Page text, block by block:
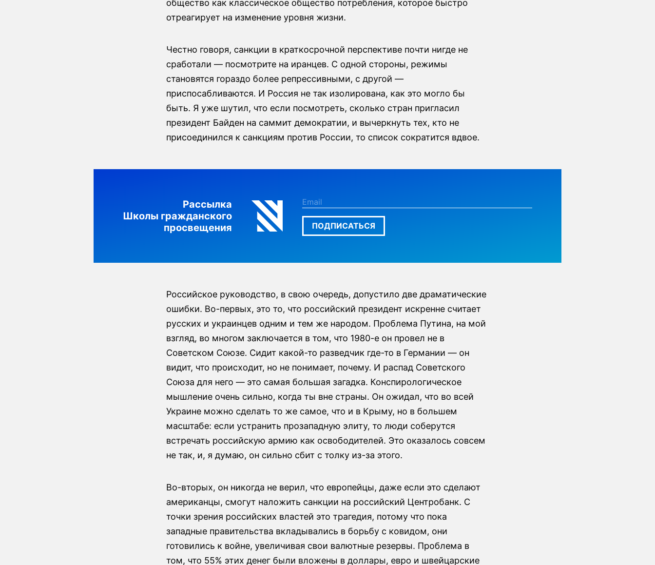
общество как классическое общество потребления, которое быстро
отреагирует на изменение уровня жизни.
Честно говоря, санкции в краткосрочной перспективе почти нигде не
сработали — посмотрите на иранцев. С одной стороны, режимы
становятся гораздо более репрессивными, с другой —
приспосабливаются. И Россия не так изолирована, как это могло бы
быть. Я уже шутил, что если посмотреть, сколько стран пригласил
президент Байден на саммит демократии, и вычеркнуть тех, кто не
присоединился к санкциям против России, то список сократится вдвое.
Рассылка
Школы гражданского
просвещения
ПОДПИСАТЬСЯ
Российское руководство, в свою очередь, допустило две драматические
ошибки. Во-первых, это то, что российский президент искренне считает
русских и украинцев одним и тем же народом. Проблема Путина, на мой
взгляд, во многом заключается в том, что 1980-е он провел не в
Советском Союзе. Сидит какой-то разведчик где-то в Германии — он
видит, что происходит, но не понимает, почему. И распад Советского
Союза для него — это самая большая загадка. Конспирологическое
мышление очень сильно, когда ты вне страны. Он ожидал, что во всей
Украине можно сделать то же самое, что и в Крыму, но в большем
масштабе: если устранить прозападную элиту, то люди соберутся
встречать российскую армию как освободителей. Это оказалось совсем
не так, и, я думаю, он сильно сбит с толку из-за этого.
Во-вторых, он никогда не верил, что европейцы, даже если это сделают
американцы, смогут наложить санкции на российский Центробанк. С
точки зрения российских властей это трагедия, потому что пока
западные правительства вкладывались в борьбу с ковидом, они
готовились к войне, увеличивая свои валютные резервы. Проблема в
том, что 55% этих денег были вложены в доллары, евро и швейцарские